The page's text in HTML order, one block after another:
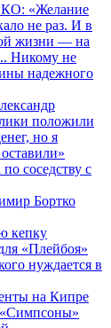
«Желание
не раз. И в
жизни — на
Никому не
надежного
положили
но я
соседству с
Бортко
кепку
«Плейбоя»
нуждается в
на Кипре
«Симпсоны»